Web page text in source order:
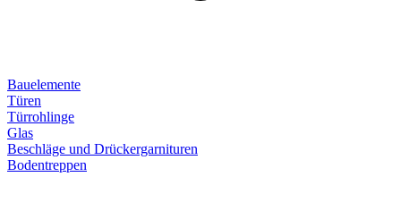
Bauelemente
Türen
Türrohlinge
Glas
Beschläge und Drückergarnituren
Bodentreppen